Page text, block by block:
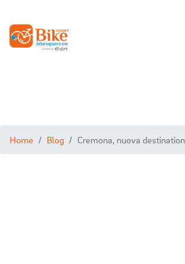
Home Blog Cremona, nuova